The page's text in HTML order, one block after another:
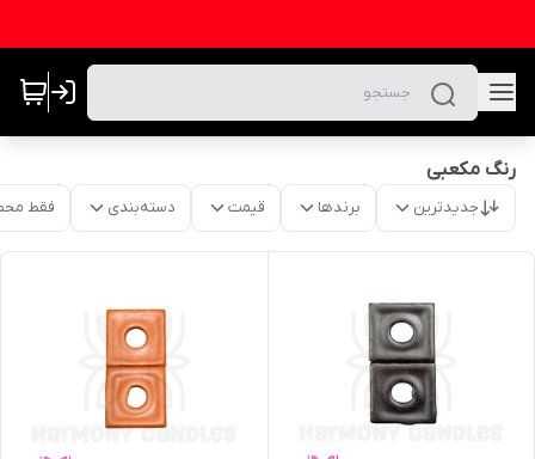
رنگ مکعبی
جدیدترین برندها قیمت دسته‌بندی فقط